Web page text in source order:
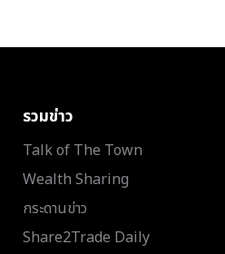
รวมข่าว
Talk of The Town
Wealth Sharing
กระดานข่าว
Share2Trade Daily